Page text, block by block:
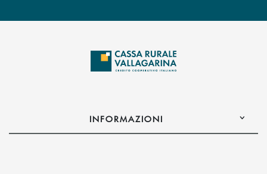
INFORMAZIONI